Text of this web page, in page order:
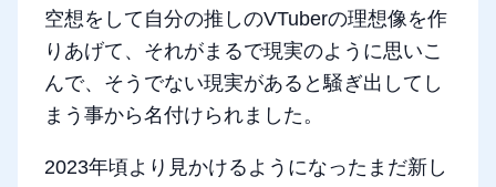
空想をして自分の推しのVTuberの理想像を作
りあげて、それがまるで現実のように思いこ
んで、そうでない現実があると騒ぎ出してし
まう事から名付けられました。
2023年頃より見かけるようになったまだ新し